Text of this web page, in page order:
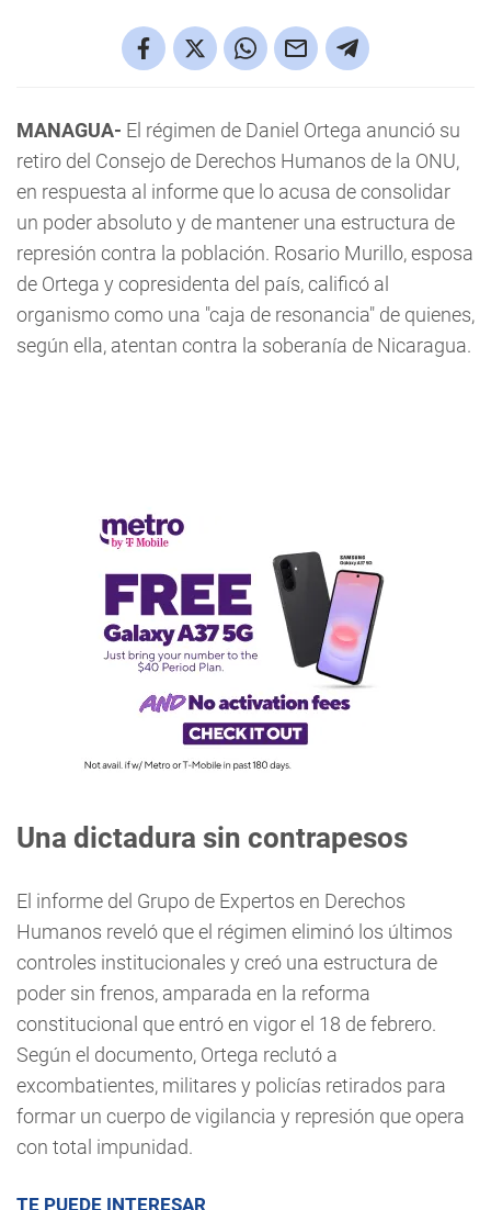
MANAGUA- El régimen de Daniel Ortega anunció su
retiro del Consejo de Derechos Humanos de la ONU,
en respuesta al informe que lo acusa de consolidar
un poder absoluto y de mantener una estructura de
represión contra la población. Rosario Murillo, esposa
de Ortega y copresidenta del país, calificó al
organismo como una "caja de resonancia" de quienes,
según ella, atentan contra la soberanía de Nicaragua.
Una dictadura sin contrapesos
El informe del Grupo de Expertos en Derechos
Humanos reveló que el régimen eliminó los últimos
controles institucionales y creó una estructura de
poder sin frenos, amparada en la reforma
constitucional que entró en vigor el 18 de febrero.
Según el documento, Ortega reclutó a
excombatientes, militares y policías retirados para
formar un cuerpo de vigilancia y represión que opera
con total impunidad.
TE PUEDE INTERESAR